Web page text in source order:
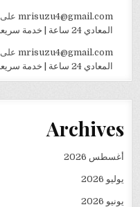
mrisuzu4@gmail.comعلى
المعادي 24 ساعة | خدمة سريعة وآمنة
mrisuzu4@gmail.comعلى
المعادي 24 ساعة | خدمة سريعة وآمنة
Archives
أغسطس 2026
يوليو 2026
يونيو 2026